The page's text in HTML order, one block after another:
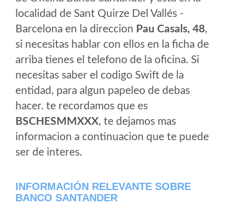
localidad de Sant Quirze Del Vallés -
Barcelona en la direccion Pau Casals, 48,
si necesitas hablar con ellos en la ficha de
arriba tienes el telefono de la oficina. Si
necesitas saber el codigo Swift de la
entidad, para algun papeleo de debas
hacer. te recordamos que es
BSCHESMMXXX, te dejamos mas
informacion a continuacion que te puede
ser de interes.
INFORMACIÓN RELEVANTE SOBRE
BANCO SANTANDER